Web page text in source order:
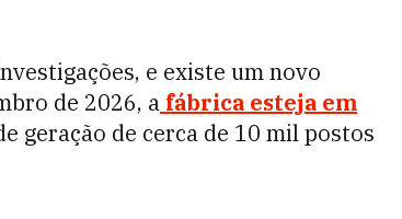
e existe um novo
de 2026, a fábrica esteja em
geração de cerca de 10 mil postos